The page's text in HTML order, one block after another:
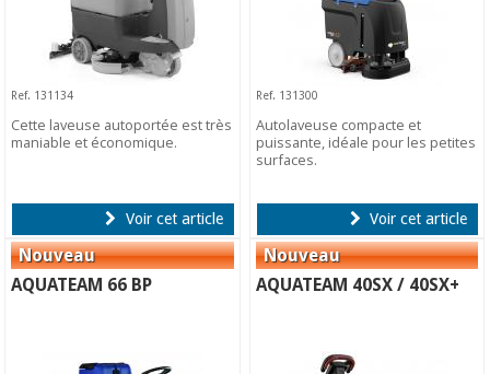
Ref. 131134
Cette laveuse autoportée est très
maniable et économique.
Voir cet article
Ref. 131300
Autolaveuse compacte et
puissante, idéale pour les petites
surfaces.
Voir cet article
AQUATEAM 66 BP AQUATEAM 40SX / 40SX+